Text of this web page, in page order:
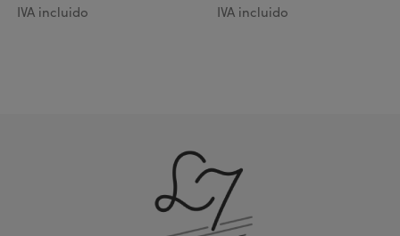
IVA incluido IVA incluido